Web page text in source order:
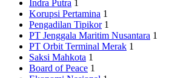
Indra Putra 1
Korupsi Pertamina 1
Pengadilan Tipikor 1
PT Jenggala Maritim Nusantara 1
PT Orbit Terminal Merak 1
Saksi Mahkota 1
Board of Peace 1